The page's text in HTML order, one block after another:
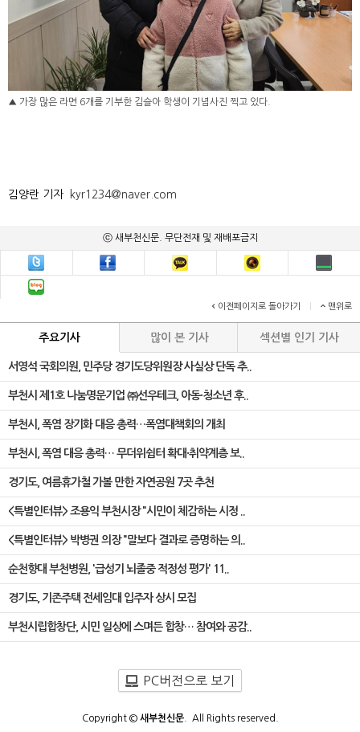
▲ 가장 많은 라면 6개를 기부한 김슬아 학생이 기념사진 찍고 있다.
김양란 기자 kyr1234@naver.com
ⓒ 새부천신문. 무단전재 및 재배포금지
이전페이지로 돌아가기 맨위로
주요기사 많이 본 기사 섹션별 인기 기사
서영석 국회의원, 민주당 경기도당위원장 사실상 단독 추..
부천시 제1호 나눔명문기업 ㈜선우테크, 아동·청소년 후..
부천시, 폭염 장기화 대응 총력…폭염대책회의 개최
부천시, 폭염 대응 총력… 무더위쉼터 확대·취약계층 보..
경기도, 여름휴가철 가볼 만한 자연공원 7곳 추천
<특별인터뷰> 조용익 부천시장 "시민이 체감하는 시정 ..
<특별인터뷰> 박병권 의장 "말보다 결과로 증명하는 의..
순천향대 부천병원, '급성기 뇌졸중 적정성 평가' 11..
경기도, 기존주택 전세임대 입주자 상시 모집
부천시립합창단, 시민 일상에 스며든 합창… 참여와 공감..
PC버전으로 보기
Copyright © 새부천신문. All Rights reserved.